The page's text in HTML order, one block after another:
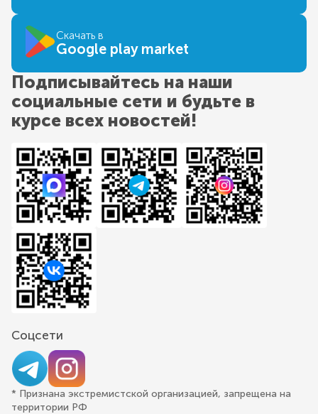
Скачать в
Google play market
Подписывайтесь на наши
социальные сети и будьте в
курсе всех новостей!
Соцсети
* Признана экстремистской организацией, запрещена на
территории РФ